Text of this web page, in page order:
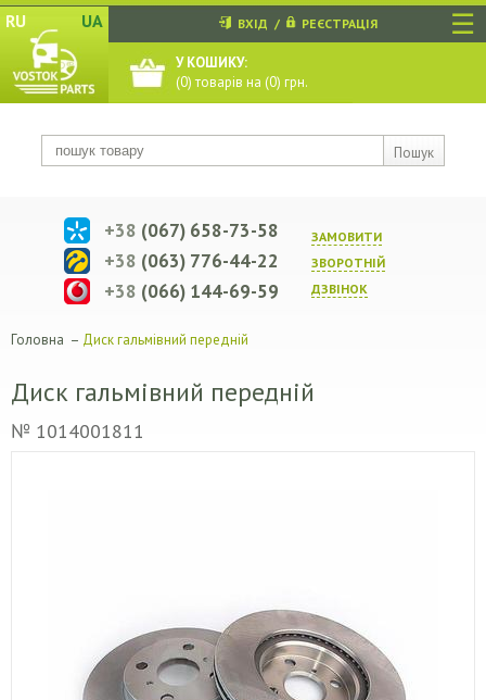
☰
RU UA
Пошук
ВХІД / РЕЄСТРАЦІЯ
У КОШИКУ:
(0) товарів на (0) грн.
ЗАМОВИТИ
ЗВОРОТНIЙ
ДЗВIНОК
+38 (067) 658-73-58
+38 (063) 776-44-22
+38 (066) 144-69-59
Головна – Диск гальмівний передній
Диск гальмівний передній
№ 1014001811